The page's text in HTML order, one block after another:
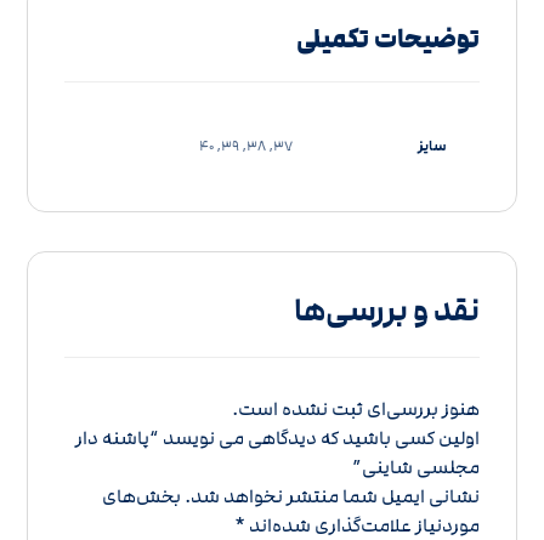
توضیحات تکمیلی
سایز 37, 38, 39, 40
نقد و بررسی‌ها
هنوز بررسی‌ای ثبت نشده است.
اولین کسی باشید که دیدگاهی می نویسد “پاشنه دار
مجلسی شاینی”
نشانی ایمیل شما منتشر نخواهد شد. بخش‌های
موردنیاز علامت‌گذاری شده‌اند *